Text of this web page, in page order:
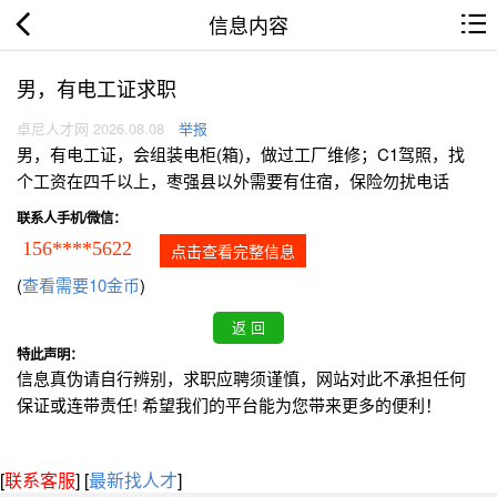
信息内容
男，有电工证求职
卓尼人才网 2026.08.08 举报
男，有电工证，会组装电柜(箱)，做过工厂维修；C1驾照，找
个工资在四千以上，枣强县以外需要有住宿，保险勿扰电话
联系人手机/微信：
156****5622 点击查看完整信息
(查看需要10金币)
特此声明：
信息真伪请自行辨别，求职应聘须谨慎，网站对此不承担任何
保证或连带责任! 希望我们的平台能为您带来更多的便利！
[联系客服] [最新找人才]